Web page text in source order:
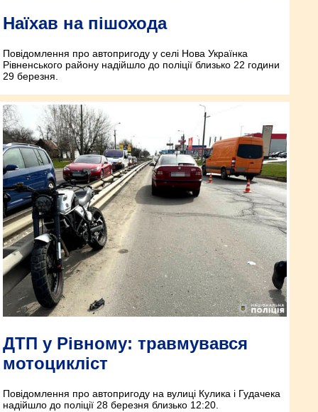
Наїхав на пішохода
Повідомлення про автопригоду у селі Нова Українка
Рівненського району надійшло до поліції близько 22 години
29 березня.
ДТП у Рівному: травмувався
мотоцикліст
Повідомлення про автопригоду на вулиці Кулика і Гудачека
надійшло до поліції 28 березня близько 12:20.